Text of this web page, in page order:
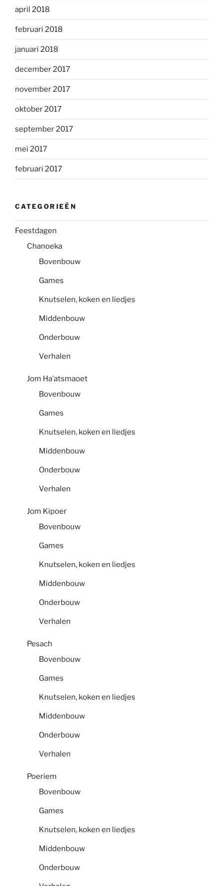
april 2018
februari 2018
januari 2018
december 2017
november 2017
oktober 2017
september 2017
mei 2017
februari 2017
CATEGORIEËN
Feestdagen
Chanoeka
Bovenbouw
Games
Knutselen, koken en liedjes
Middenbouw
Onderbouw
Verhalen
Jom Ha’atsmaoet
Bovenbouw
Games
Knutselen, koken en liedjes
Middenbouw
Onderbouw
Verhalen
Jom Kipoer
Bovenbouw
Games
Knutselen, koken en liedjes
Middenbouw
Onderbouw
Verhalen
Pesach
Bovenbouw
Games
Knutselen, koken en liedjes
Middenbouw
Onderbouw
Verhalen
Poeriem
Bovenbouw
Games
Knutselen, koken en liedjes
Middenbouw
Onderbouw